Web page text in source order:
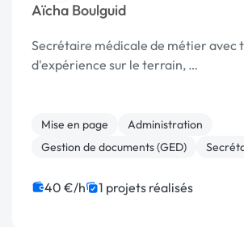
Aïcha Boulguid
Secrétaire médicale de métier avec
d'expérience sur le terrain, …
Mise en page
Administration
Gestion de documents (GED)
40 €/h 1 projets réalisés